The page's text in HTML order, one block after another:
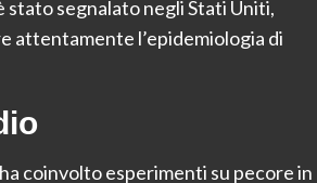
stato segnalato negli Stati Uniti,
attentamente l’epidemiologia di
coinvolto esperimenti su pecore in